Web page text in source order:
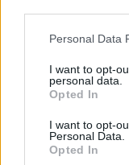
Personal Data
I want to opt-
personal data.
Opted In
I want to opt-
Personal Data.
Opted In
ΕΙΔΗΣΕΙΣ 06
Σαμοθράκη:
Γριά Βάθρα